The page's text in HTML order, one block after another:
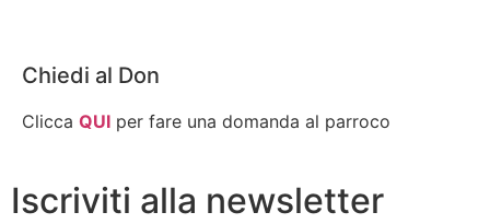
Chiedi al Don
Clicca QUI per fare una domanda al parroco
Iscriviti alla newsletter